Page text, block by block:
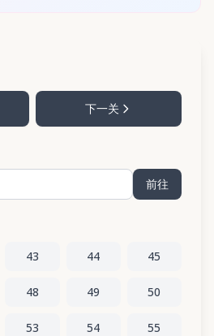
下一关
前往
43 44 45
48 49 50
53 54 55